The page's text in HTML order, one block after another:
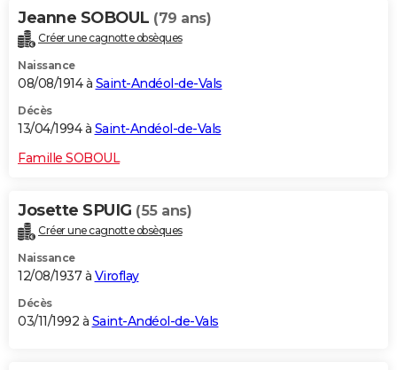
Jeanne SOBOUL (79 ans)
Créer une cagnotte obsèques
Naissance
08/08/1914 à Saint-Andéol-de-Vals
Décès
13/04/1994 à Saint-Andéol-de-Vals
Famille SOBOUL
Josette SPUIG (55 ans)
Créer une cagnotte obsèques
Naissance
12/08/1937 à Viroflay
Décès
03/11/1992 à Saint-Andéol-de-Vals